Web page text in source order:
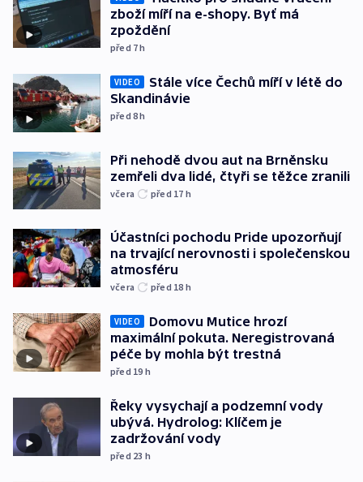
zboží míří na e-shopy. Byť má
zpoždění
před 7h
VIDEO
Stále více Čechů míří v létě do
Skandinávie
před 8h
Při nehodě dvou aut na Brněnsku
zemřeli dva lidé, čtyři se těžce zranili
včera před 17 h
Účastníci pochodu Pride upozorňují
na trvající nerovnosti i společenskou
atmosféru
včera před 18 h
VIDEO
Domovu Mutice hrozí
maximální pokuta. Neregistrovaná
péče by mohla být trestná
před 19 h
Řeky vysychají a podzemní vody
ubývá. Hydrolog: Klíčem je
zadržování vody
před 23 h